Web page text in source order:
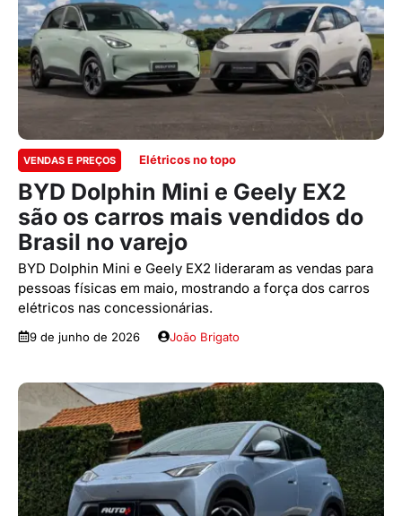
VENDAS E PREÇOS Elétricos no topo
BYD Dolphin Mini e Geely EX2
são os carros mais vendidos do
Brasil no varejo
BYD Dolphin Mini e Geely EX2 lideraram as vendas para
pessoas físicas em maio, mostrando a força dos carros
elétricos nas concessionárias.
9 de junho de 2026 João Brigato